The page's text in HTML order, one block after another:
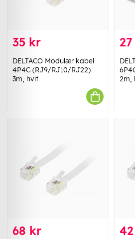
35 kr
DELTACO Modulær kabel
4P4C (RJ9/RJ10/RJ22)
3m, hvit
2m,
68 kr